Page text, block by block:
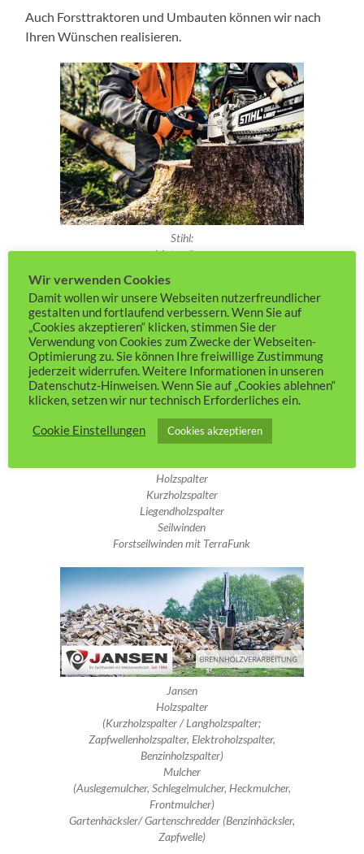
Auch Forsttraktoren und Umbauten können wir nach
Ihren Wünschen realisieren.
Stihl:
Motorsägen
Beile & Forstzubehör
Schutzausrüstung
Holzspalter
Kurzholzspalter
Liegendholzspalter
Seilwinden
Forstseilwinden mit TerraFunk
Jansen
Holzspalter
(Kurzholzspalter / Langholzspalter;
Zapfwellenholzspalter, Elektroholzspalter,
Benzinholzspalter)
Mulcher
(Auslegemulcher, Schlegelmulcher, Heckmulcher,
Frontmulcher)
Gartenhäcksler/ Gartenschredder (Benzinhäcksler,
Zapfwelle)
Wir verwenden Cookies
Damit wollen wir unsere Webseiten nutzerfreundlicher
gestalten und fortlaufend verbessern. Wenn Sie auf
„Cookies akzeptieren“ klicken, stimmen Sie der
Verwendung von Cookies zum Zwecke der Webseiten-
Optimierung zu. Sie können Ihre freiwillige Zustimmung
jederzeit widerrufen. Weitere Informationen in unseren
Datenschutz-Hinweisen. Wenn Sie auf „Cookies ablehnen“
klicken, setzen wir nur technisch Erforderliches ein.
Cookie Einstellungen Cookies akzeptieren